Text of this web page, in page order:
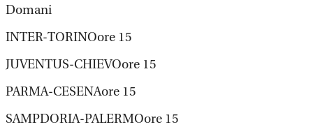
Domani
INTER-TORINOore 15
JUVENTUS-CHIEVOore 15
PARMA-CESENAore 15
SAMPDORIA-PALERMOore 15